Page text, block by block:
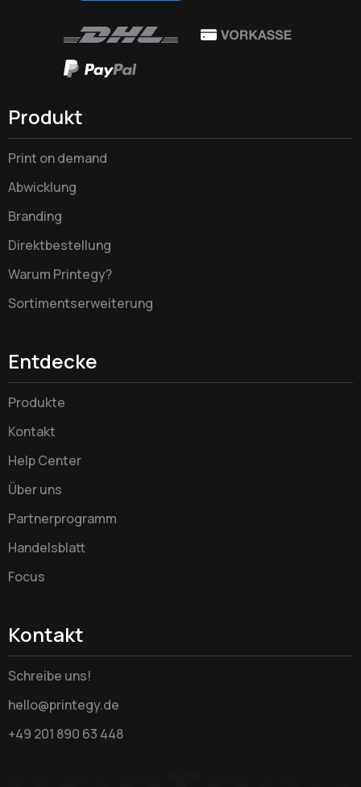
Produkt
Print on demand
Abwicklung
Branding
Direktbestellung
Warum Printegy?
Sortimentserweiterung
Entdecke
Produkte
Kontakt
Help Center
Über uns
Partnerprogramm
Handelsblatt
Focus
Kontakt
Schreibe uns!
hello@printegy.de
+49 201 890 63 448